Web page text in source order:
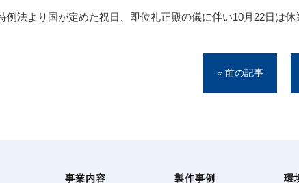
例法より国が定めた祝日、即位礼正殿の儀に伴い10月22日は休
« 前の記事
事業内容 製作事例 環